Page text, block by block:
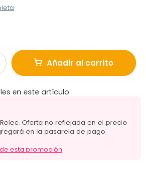
Añadir al carrito
en este artículo
Oferta no reflejada en el precio
en la pasarela de pago.
esta promoción